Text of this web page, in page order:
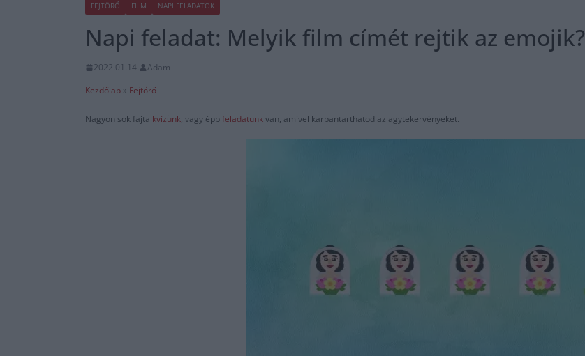
FEJTÖRŐ FILM NAPI FELADATOK
Napi feladat: Melyik film címét rejtik az emojik?
2022.01.14.
Adam
Kezdőlap » Fejtörő
Nagyon sok fajta kvízünk, vagy éppfeladatunkvan, amivel karbantarthatod az agytekervényeket.